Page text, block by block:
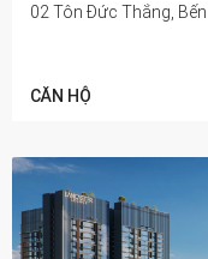
02 Tôn Đức Thắng,
CĂN HỘ